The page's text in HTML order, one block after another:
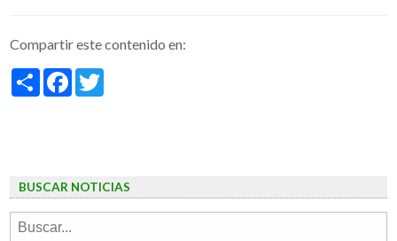
Compartir este contenido en:
ShareFacebook
BUSCAR NOTICIAS